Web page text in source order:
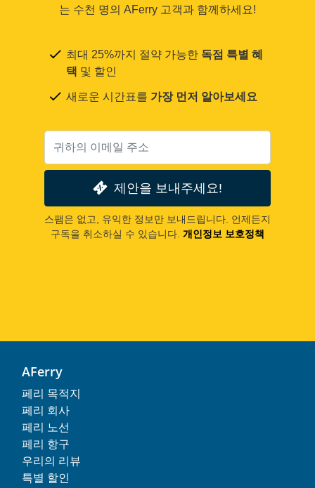
는 수천 명의 AFerry 고객과 함께하세요!
최대 25%까지 절약 가능한 독점 특별 혜
택 및 할인
새로운 시간표를 가장 먼저 알아보세요
제안을 보내주세요!
스팸은 없고, 유익한 정보만 보내드립니다. 언제든지
구독을 취소하실 수 있습니다. 개인정보 보호정책
AFerry
페리 목적지
페리 회사
페리 노선
페리 항구
우리의 리뷰
특별 할인